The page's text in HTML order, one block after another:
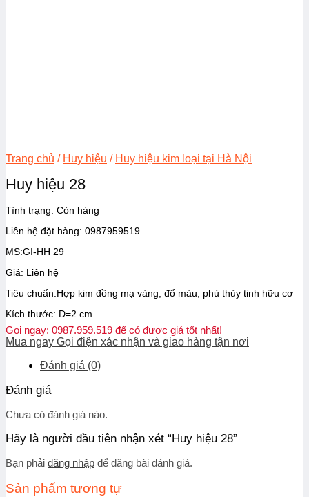
Trang chủ / Huy hiệu / Huy hiệu kim loại tại Hà Nội
Huy hiệu 28
Tình trạng: Còn hàng
Liên hệ đặt hàng: 0987959519
MS:GI-HH 29
Giá: Liên hệ
Tiêu chuẩn:Hợp kim đồng mạ vàng, đổ màu, phủ thủy tinh hữu cơ
Kích thước: D=2 cm
Gọi ngay: 0987.959.519 để có được giá tốt nhất!
Mua ngay Gọi điện xác nhận và giao hàng tận nơi
Đánh giá (0)
Đánh giá
Chưa có đánh giá nào.
Hãy là người đầu tiên nhận xét “Huy hiệu 28”
Bạn phải đăng nhập để đăng bài đánh giá.
Sản phẩm tương tự